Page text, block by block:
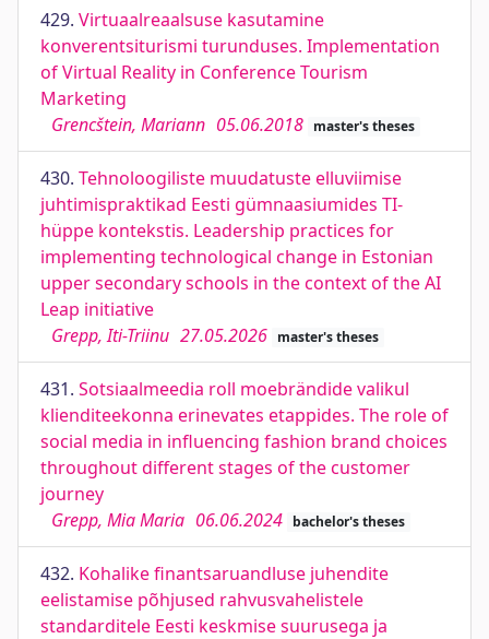
429. Virtuaalreaalsuse kasutamine
konverentsiturismi turunduses. Implementation
of Virtual Reality in Conference Tourism
Marketing
Grencštein, Mariann 05.06.2018 master's theses
430. Tehnoloogiliste muudatuste elluviimise
juhtimispraktikad Eesti gümnaasiumides TI-
hüppe kontekstis. Leadership practices for
implementing technological change in Estonian
upper secondary schools in the context of the AI
Leap initiative
Grepp, Iti-Triinu 27.05.2026 master's theses
431. Sotsiaalmeedia roll moebrändide valikul
klienditeekonna erinevates etappides. The role of
social media in influencing fashion brand choices
throughout different stages of the customer
journey
Grepp, Mia Maria 06.06.2024 bachelor's theses
432. Kohalike finantsaruandluse juhendite
eelistamise põhjused rahvusvahelistele
standarditele Eesti keskmise suurusega ja